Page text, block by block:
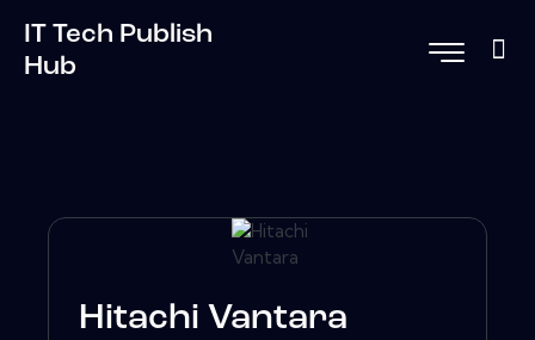
IT Tech Publish
Hub
Hitachi Vantara